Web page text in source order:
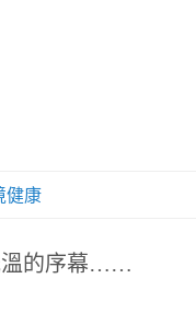
健康
溫的序幕……